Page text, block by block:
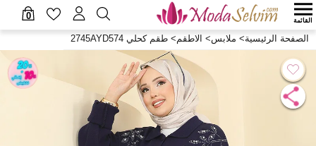
0 القائمة
الصفحة الرئيسية> ملابس> الاطقم> طقم كحلي 2745AYD574